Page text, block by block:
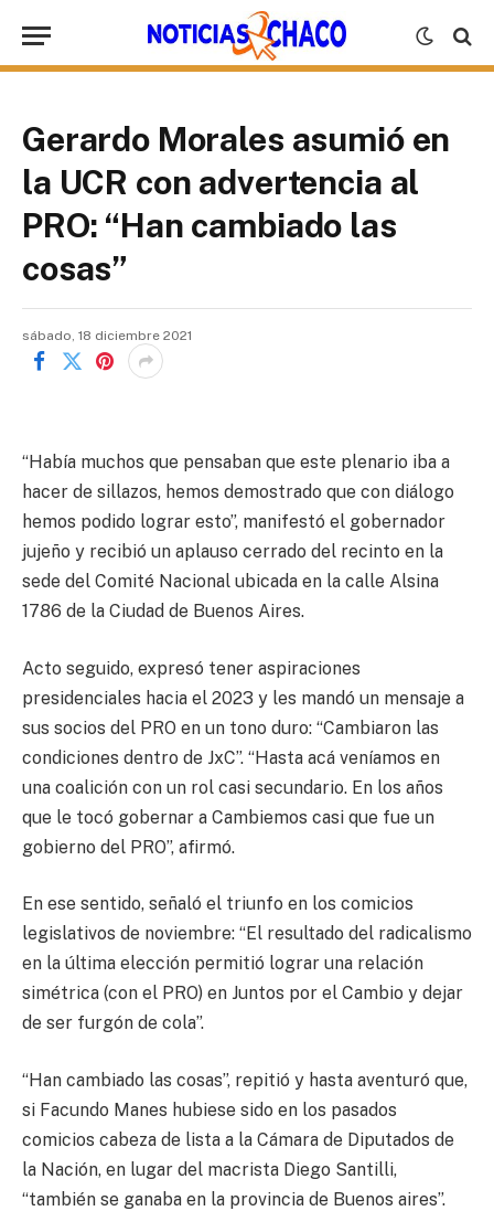
Gerardo Morales asumió en
la UCR con advertencia al
PRO: “Han cambiado las
cosas”
sábado, 18 diciembre 2021
“Había muchos que pensaban que este plenario iba a
hacer de sillazos, hemos demostrado que con diálogo
hemos podido lograr esto”, manifestó el gobernador
jujeño y recibió un aplauso cerrado del recinto en la
sede del Comité Nacional ubicada en la calle Alsina
1786 de la Ciudad de Buenos Aires.
Acto seguido, expresó tener aspiraciones
presidenciales hacia el 2023 y les mandó un mensaje a
sus socios del PRO en un tono duro: “Cambiaron las
condiciones dentro de JxC”. “Hasta acá veníamos en
una coalición con un rol casi secundario. En los años
que le tocó gobernar a Cambiemos casi que fue un
gobierno del PRO”, afirmó.
En ese sentido, señaló el triunfo en los comicios
legislativos de noviembre: “El resultado del radicalismo
en la última elección permitió lograr una relación
simétrica (con el PRO) en Juntos por el Cambio y dejar
de ser furgón de cola”.
“Han cambiado las cosas”, repitió y hasta aventuró que,
si Facundo Manes hubiese sido en los pasados
comicios cabeza de lista a la Cámara de Diputados de
la Nación, en lugar del macrista Diego Santilli,
“también se ganaba en la provincia de Buenos aires”.